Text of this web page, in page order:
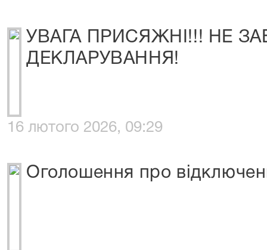
УВАГА ПРИСЯЖНІ!!! НЕ
ДЕКЛАРУВАННЯ!
16 лютого 2026, 09:29
Оголошення про